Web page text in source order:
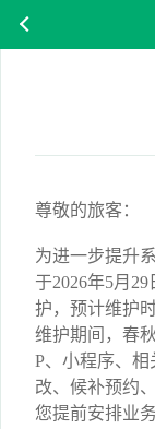
尊敬的旅客：
为进一步提升
于2026年5月
护，预计维护
维护期间，春
P、小程序、
改、候补预约
您提前安排业